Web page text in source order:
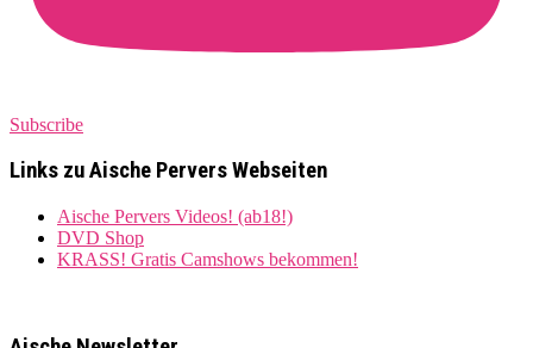
Subscribe
Links zu Aische Pervers Webseiten
Aische Pervers Videos! (ab18!)
DVD Shop
KRASS! Gratis Camshows bekommen!